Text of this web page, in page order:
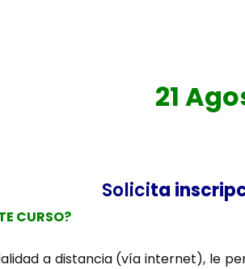
21
Solicita
CURSO?
a distancia (vía internet), le